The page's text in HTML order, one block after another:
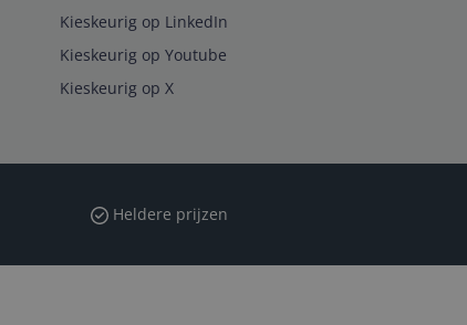
Kieskeurig op LinkedIn
Kieskeurig op Youtube
Kieskeurig op X
Heldere prijzen